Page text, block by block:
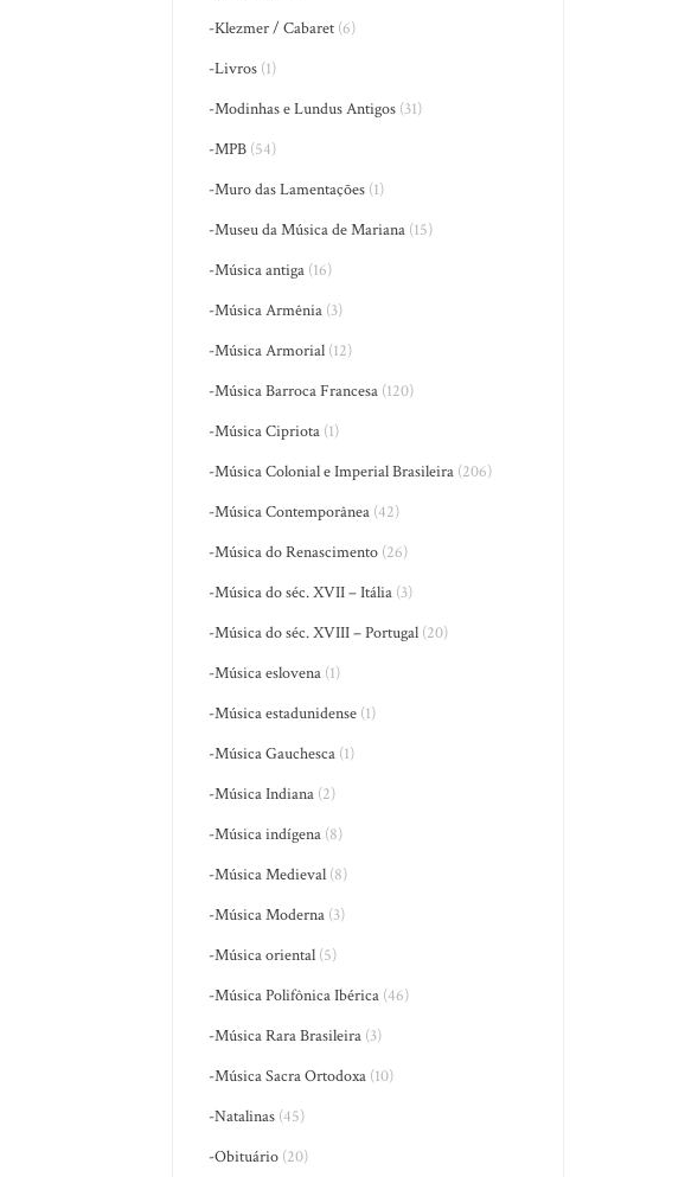
-Klezmer / Cabaret (6)
-Livros (1)
-Modinhas e Lundus Antigos (31)
-MPB (54)
-Muro das Lamentações (1)
-Museu da Música de Mariana (15)
-Música antiga (16)
-Música Armênia (3)
-Música Armorial (12)
-Música Barroca Francesa (120)
-Música Cipriota (1)
-Música Colonial e Imperial Brasileira (206)
-Música Contemporânea (42)
-Música do Renascimento (26)
-Música do séc. XVII – Itália (3)
-Música do séc. XVIII – Portugal (20)
-Música eslovena (1)
-Música estadunidense (1)
-Música Gauchesca (1)
-Música Indiana (2)
-Música indígena (8)
-Música Medieval (8)
-Música Moderna (3)
-Música oriental (5)
-Música Polifônica Ibérica (46)
-Música Rara Brasileira (3)
-Música Sacra Ortodoxa (10)
-Natalinas (45)
-Obituário (20)